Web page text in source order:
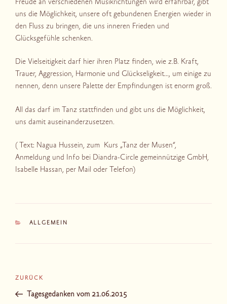
Freude an verschiedenen Musikrichtungen wird erfahrbar, gibt
uns die Möglichkeit, unsere oft gebundenen Energien wieder in
den Fluss zu bringen, die uns inneren Frieden und
Glücksgefühle schenken.
Die Vielseitigkeit darf hier ihren Platz finden, wie z.B. Kraft,
Trauer, Aggression, Harmonie und Glückseligkeit…, um einige zu
nennen, denn unsere Palette der Empfindungen ist enorm groß.
All das darf im Tanz stattfinden und gibt uns die Möglichkeit,
uns damit auseinanderzusetzen.
( Text: Nagua Hussein, zum Kurs „Tanz der Musen“,
Anmeldung und Info bei Diandra-Circle gemeinnützige GmbH,
Isabelle Hassan, per Mail oder Telefon)
KATEGORIEN
ALLGEMEIN
Beitragsnavigation
Vorheriger
Beitrag
ZURÜCK
Tagesgedanken vom 21.06.2015